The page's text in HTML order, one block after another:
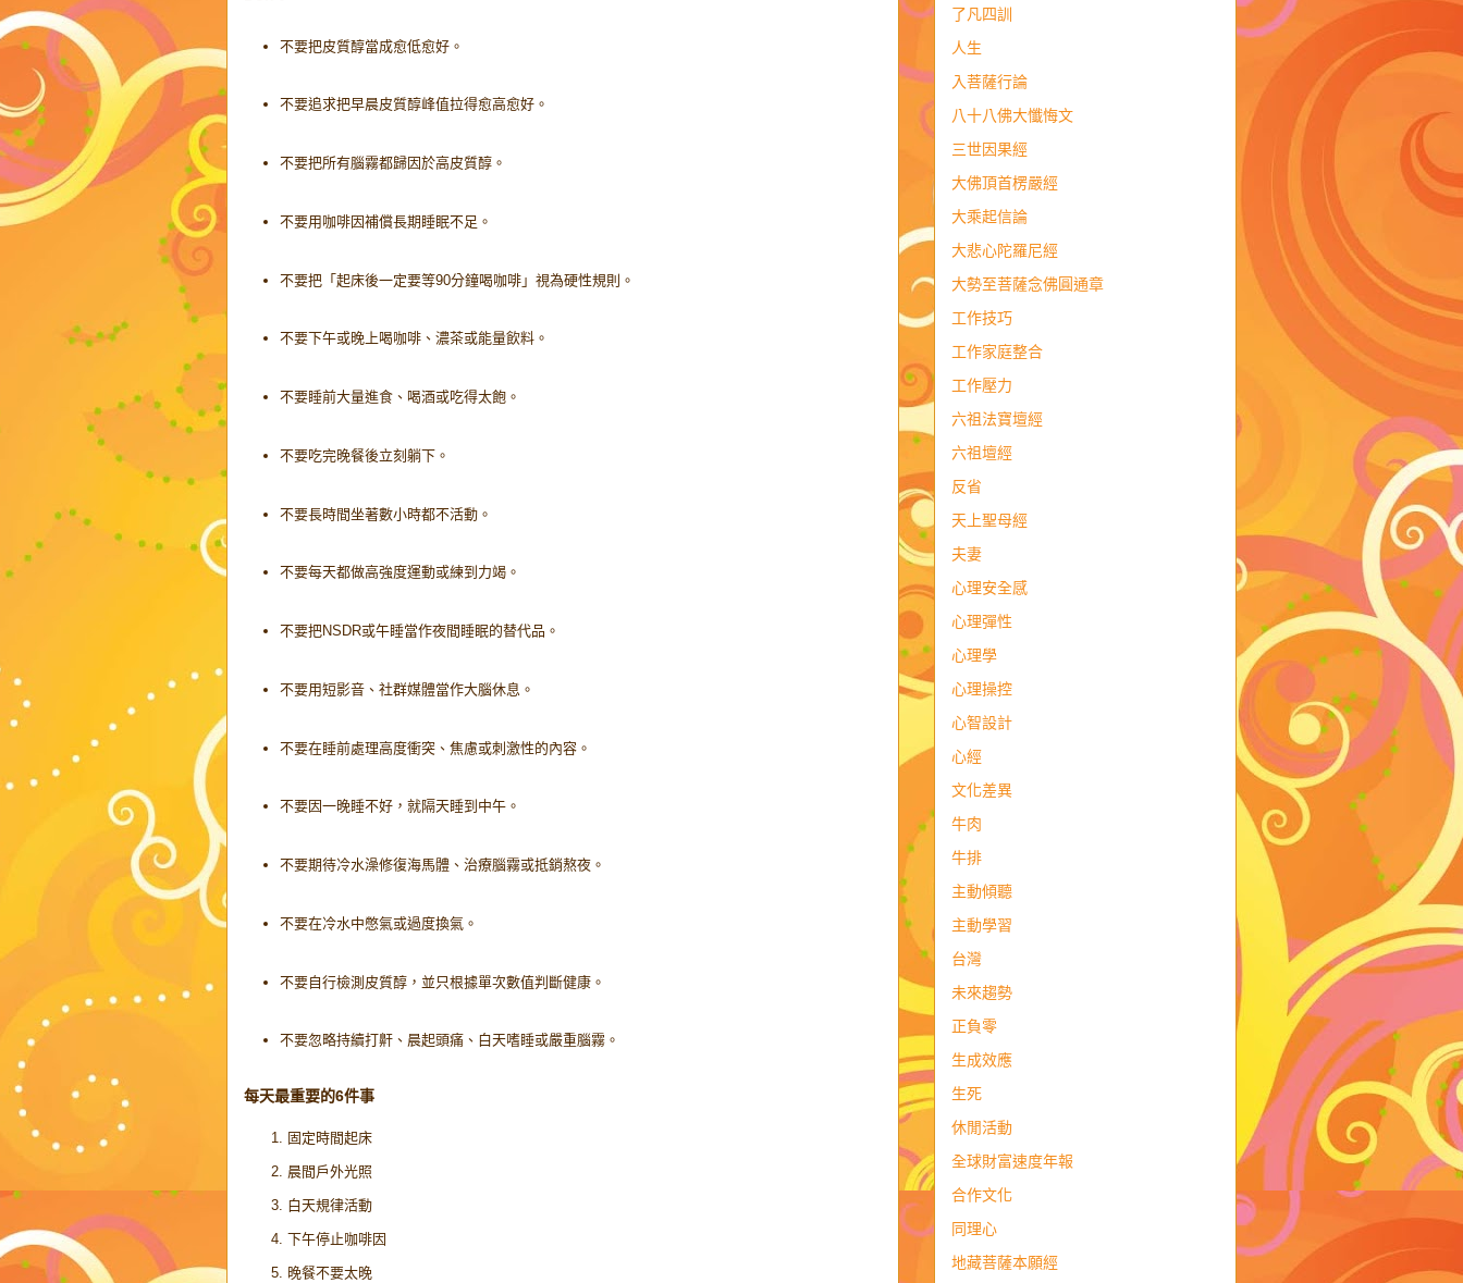
不要把皮質醇當成愈低愈好。
不要追求把早晨皮質醇峰值拉得愈高愈好。
不要把所有腦霧都歸因於高皮質醇。
不要用咖啡因補償長期睡眠不足。
不要把「起床後一定要等90分鐘喝咖啡」視為硬性規則。
不要下午或晚上喝咖啡、濃茶或能量飲料。
不要睡前大量進食、喝酒或吃得太飽。
不要吃完晚餐後立刻躺下。
不要長時間坐著數小時都不活動。
不要每天都做高強度運動或練到力竭。
不要把NSDR或午睡當作夜間睡眠的替代品。
不要用短影音、社群媒體當作大腦休息。
不要在睡前處理高度衝突、焦慮或刺激性的內容。
不要因一晚睡不好，就隔天睡到中午。
不要期待冷水澡修復海馬體、治療腦霧或抵銷熬夜。
不要在冷水中憋氣或過度換氣。
不要自行檢測皮質醇，並只根據單次數值判斷健康。
不要忽略持續打鼾、晨起頭痛、白天嗜睡或嚴重腦霧。
每天最重要的6件事
固定時間起床
晨間戶外光照
白天規律活動
下午停止咖啡因
晚餐不要太晚
了凡四訓
人生
入菩薩行論
八十八佛大懺悔文
三世因果經
大佛頂首楞嚴經
大乘起信論
大悲心陀羅尼經
大勢至菩薩念佛圓通章
工作技巧
工作家庭整合
工作壓力
六祖法寶壇經
六祖壇經
反省
天上聖母經
夫妻
心理安全感
心理彈性
心理學
心理操控
心智設計
心經
文化差異
牛肉
牛排
主動傾聽
主動學習
台灣
未來趨勢
正負零
生成效應
生死
休閒活動
全球財富速度年報
合作文化
同理心
地藏菩薩本願經